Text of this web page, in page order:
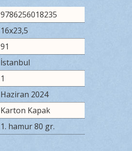
9786256018235
16x23,5
91
İstanbul
1
Haziran 2024
Karton Kapak
1. hamur 80 gr.